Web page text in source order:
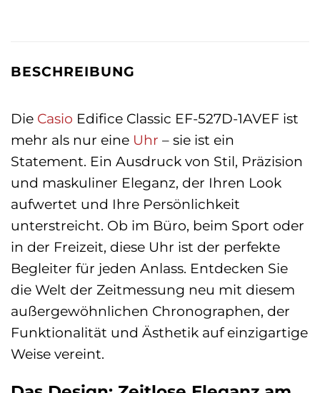
BESCHREIBUNG
Die Casio Edifice Classic EF-527D-1AVEF ist
mehr als nur eine Uhr – sie ist ein
Statement. Ein Ausdruck von Stil, Präzision
und maskuliner Eleganz, der Ihren Look
aufwertet und Ihre Persönlichkeit
unterstreicht. Ob im Büro, beim Sport oder
in der Freizeit, diese Uhr ist der perfekte
Begleiter für jeden Anlass. Entdecken Sie
die Welt der Zeitmessung neu mit diesem
außergewöhnlichen Chronographen, der
Funktionalität und Ästhetik auf einzigartige
Weise vereint.